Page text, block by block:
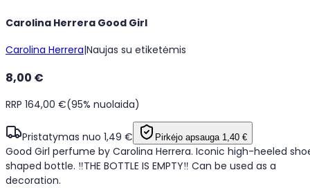
Carolina Herrera Good Girl
Carolina Herrera|Naujas su etiketėmis
Good Girl perfume by Carolina Herrera. Iconic high-heeled
shaped bottle. ‼️THE BOTTLE IS EMPTY‼️ Can be used as a
decoration.
8,00 €
RRP 164,00 €(95% nuolaida)
Pristatymas nuo 1,49 € Pirkėjo apsauga 1,40 €